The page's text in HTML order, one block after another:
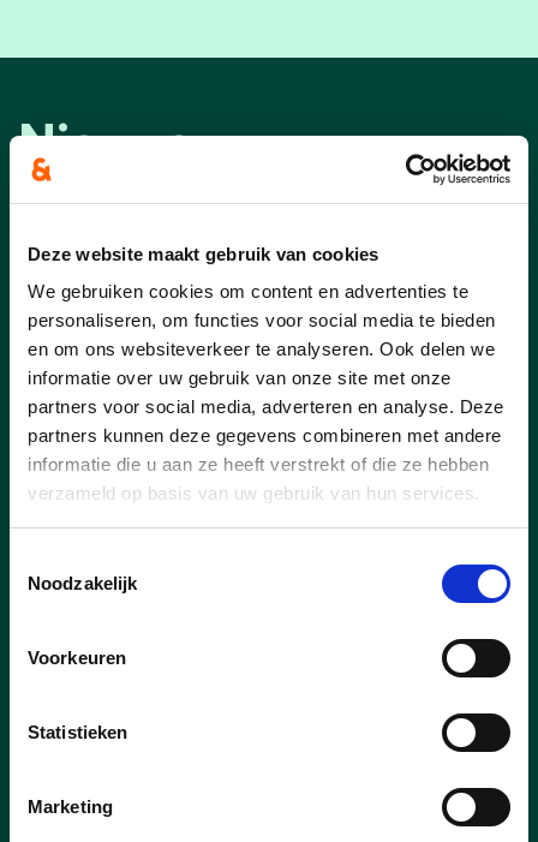
Deze website maakt gebruik van cookies
We gebruiken cookies om content en advertenties te
personaliseren, om functies voor social media te bieden
en om ons websiteverkeer te analyseren. Ook delen we
informatie over uw gebruik van onze site met onze
partners voor social media, adverteren en analyse. Deze
partners kunnen deze gegevens combineren met andere
informatie die u aan ze heeft verstrekt of die ze hebben
verzameld op basis van uw gebruik van hun services.
Noodzakelijk
Voorkeuren
Statistieken
Marketing
Nieuws
charter ‘Gezonde
In het AC De Zaat in Temse hebben de
hernieuwing van het charter ‘Gezonde